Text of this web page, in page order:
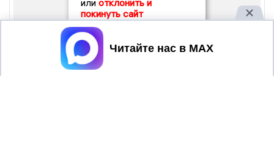
или отклонить и
покинуть сайт
Принять